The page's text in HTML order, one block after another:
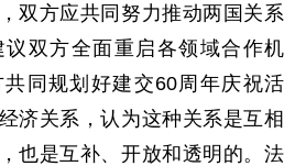
双方应共同努力推动两国关系
双方全面重启各领域合作机
同规划好建交60周年庆祝活
济关系，认为这种关系是互相
也是互补、开放和透明的。法